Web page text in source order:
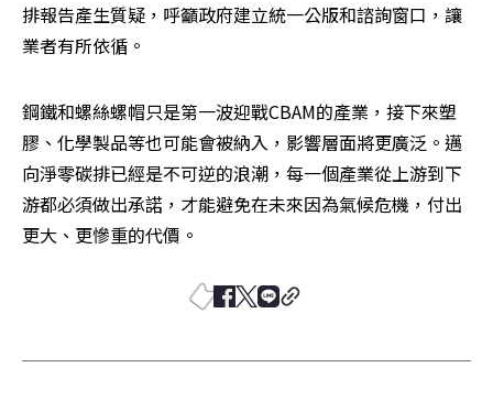
排報告產生質疑，呼籲政府建立統一公版和諮詢窗口，讓
業者有所依循。
鋼鐵和螺絲螺帽只是第一波迎戰CBAM的產業，接下來塑
膠、化學製品等也可能會被納入，影響層面將更廣泛。邁
向淨零碳排已經是不可逆的浪潮，每一個產業從上游到下
游都必須做出承諾，才能避免在未來因為氣候危機，付出
更大、更慘重的代價。